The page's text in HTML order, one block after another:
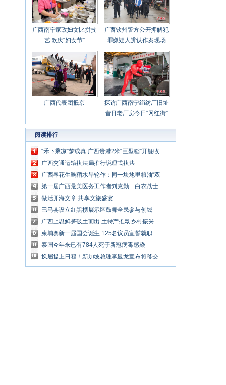
广西南宁家政妇女比拼技
艺 欢庆“妇女节”
广西钦州警方公开押解犯
罪嫌疑人辨认作案现场
广西代表团抵京
探访广西南宁绢纺厂旧址
昔日老厂房今日“网红街”
阅读排行
“禾下乘凉”梦成真 广西贵港2米“巨型稻”开镰收
割
广西交通运输执法局推行说理式执法
广西春花生晚稻水旱轮作：同一块地里粮油“双
丰收”
第一届广西最美医务工作者刘克勤：白衣战士
刀尖舞者
做活开海文章 共享文旅盛宴
巴马县设立红黑榜展示区鼓舞全民参与创城
广西上思鲜笋破土而出 土特产推动乡村振兴
柬埔寨新一届国会诞生 125名议员宣誓就职
泰国今年来已有784人死于新冠病毒感染
换届提上日程！新加坡总理李显龙宣布将移交
权力